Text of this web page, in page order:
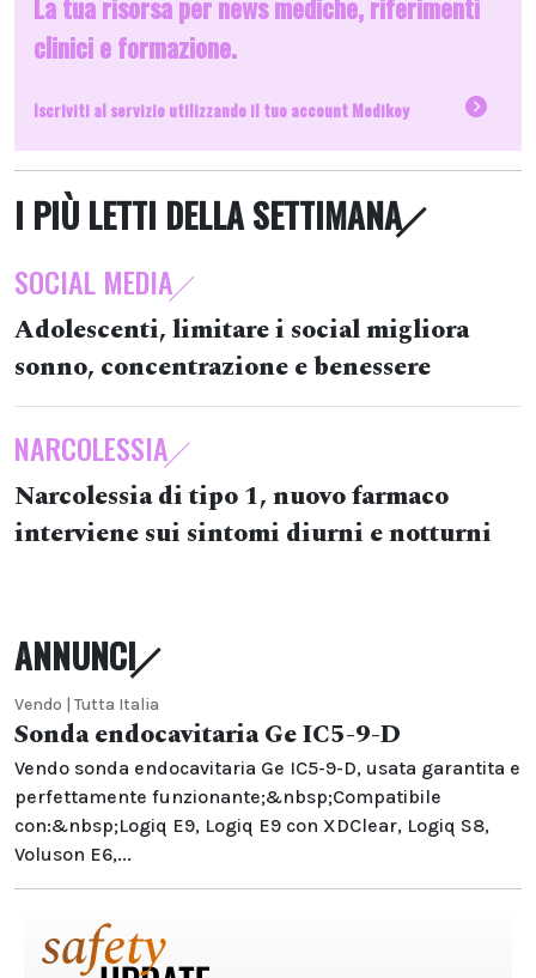
clinici e formazione.
Iscriviti al servizio utilizzando il tuo account Medikey
I PIÙ LETTI DELLA SETTIMANA
SOCIAL MEDIA
Adolescenti, limitare i social migliora
sonno, concentrazione e benessere
NARCOLESSIA
Narcolessia di tipo 1, nuovo farmaco
interviene sui sintomi diurni e notturni
ANNUNCI
Vendo | Tutta Italia
Sonda endocavitaria Ge IC5-9-D
Vendo sonda endocavitaria Ge IC5-9-D, usata garantita e
perfettamente funzionante;&nbsp;Compatibile
con:&nbsp;Logiq E9, Logiq E9 con XDClear, Logiq S8,
Voluson E6,...